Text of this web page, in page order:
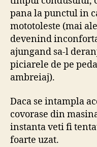
pana la punctul in
mototoleste (mai
devenind
ajungand sa-l
piciarele de pe
ambreiaj).
Daca se intampla
covorase din
instanta veti fi
foarte uzat.